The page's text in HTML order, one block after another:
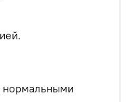
нормальными